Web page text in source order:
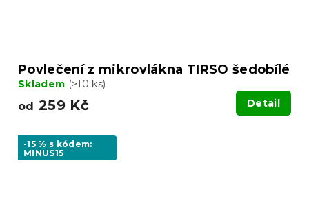
Povlečení z mikrovlákna TIRSO šedobílé
Skladem (>10 ks)
od 259 Kč Detail
-15 % s kódem:
MINUS15